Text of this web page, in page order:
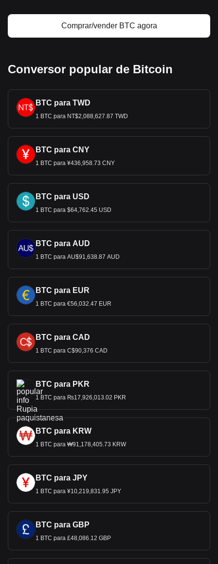
Comprar/vender BTC agora
Conversor popular de Bitcoin
BTC para TWD
1 BTC para NT$2,088,627.87 TWD
BTC para CNY
1 BTC para ¥436,958.73 CNY
BTC para USD
1 BTC para $64,762.45 USD
BTC para AUD
1 BTC para AU$91,638.87 AUD
BTC para EUR
1 BTC para €56,032.47 EUR
BTC para CAD
1 BTC para C$90,376 CAD
BTC para PKR
1 BTC para ₨17,926,013.02 PKR
BTC para KRW
1 BTC para ₩91,178,405.73 KRW
BTC para JPY
1 BTC para ¥10,219,831.95 JPY
BTC para GBP
1 BTC para £48,086.12 GBP